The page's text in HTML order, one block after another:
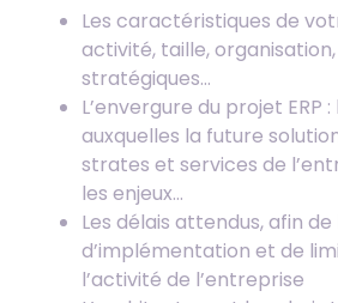
Les caractéristiques de
activité, taille,
stratégiques…
L’envergure du projet ERP
auxquelles la future
strates et services de
les enjeux…
Les délais attendus, afin
d’implémentation et de
l’activité de l’entreprise